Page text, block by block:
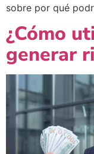
sobre por qué
¿Cómo
generar